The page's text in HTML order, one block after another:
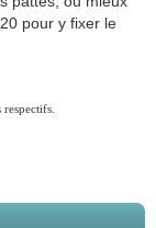
pour y fixer le